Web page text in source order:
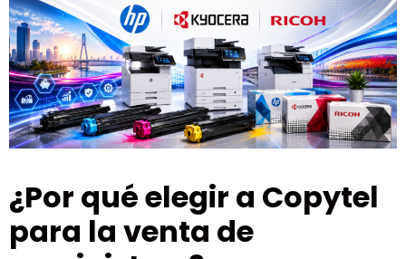
¿Por qué elegir a Copytel
para la venta de